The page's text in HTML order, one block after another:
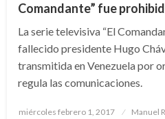
Comandante” fue
La serie televisiva “El
fallecido presidente Hugo
transmitida en Venezuela por
regula las comunicaciones.
Publicado
miércoles febrero 1, 2017 Manuel